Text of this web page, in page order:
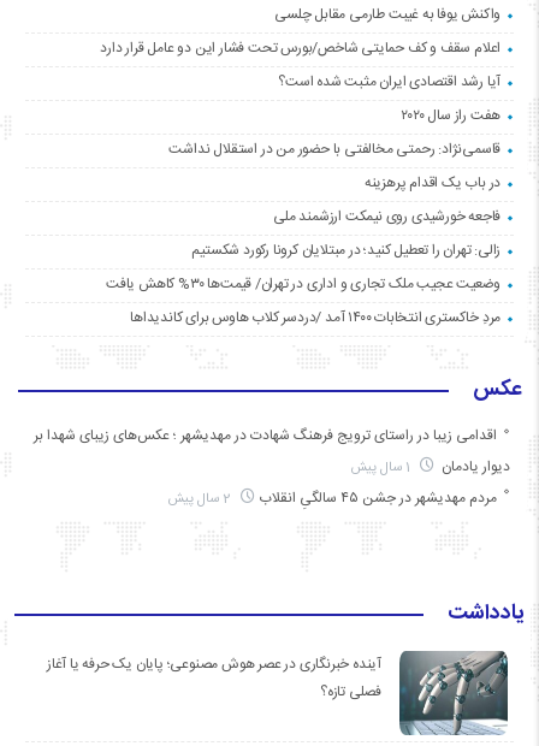
واکنش یوفا به غیبت طارمی مقابل چلسی
اعلام سقف و کف حمایتی شاخص/بورس تحت فشار این دو عامل قرار دارد
آیا رشد اقتصادی ایران مثبت شده است؟
هفت راز سال ۲۰۲۰
قاسمی‌نژاد: رحمتی مخالفتی با حضور من در استقلال نداشت
در باب یک اقدام پرهزینه
فاجعه خورشیدی روی نیمکت ارزشمند ملی
زالی: تهران را تعطیل کنید؛ در مبتلایان کرونا رکورد شکستیم
وضعیت عجیب ملک تجاری و اداری در تهران/ قیمت‌ها ۳۰% کاهش یافت
مردِ خاکستری انتخابات ۱۴۰۰ آمد /دردسر کلاب هاوس برای کاندیداها
عکس
اقدامی زیبا در راستای ترویج فرهنگ شهادت در مهدیشهر ؛ عکس‌های زیبای شهدا بر
دیوار یادمان
مردم مهدیشهر در جشن ۴۵ سالگیِ انقلاب
یادداشت
آینده خبرنگاری در عصر هوش مصنوعی؛ پایان یک حرفه یا آغاز
فصلی تازه؟